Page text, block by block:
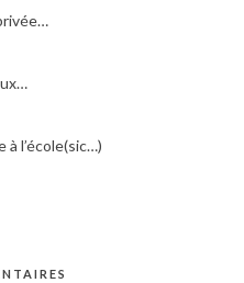
à l’école(sic…)